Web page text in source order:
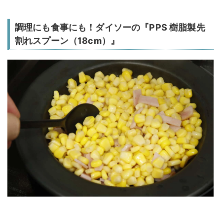
調理にも食事にも！ダイソーの『PPS 樹脂製先
割れスプーン（18cm）』